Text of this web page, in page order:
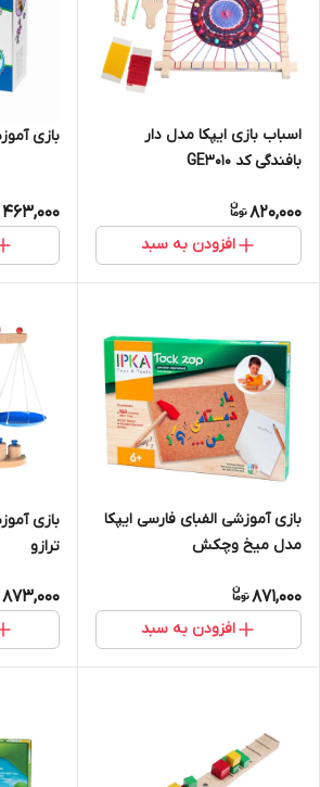
اسباب بازی ایپکا مدل دار
بافندگی کد GE3010
820,000
افزودن به سبد
بازی
463,000
بازی آموزشی الفبای فارسی ایپکا
مدل میخ وچکش
871,000
افزودن به سبد
بازی
ترازو
873,000